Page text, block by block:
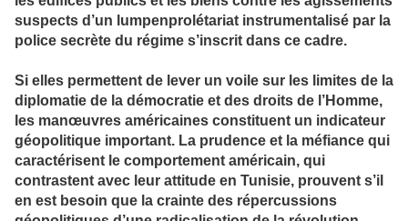
suspects d’un lumpenprolétariat instrumentalisé par la
police secrète du régime s’inscrit dans ce cadre.
Si elles permettent de lever un voile sur les limites de la
diplomatie de la démocratie et des droits de l’Homme,
les manœuvres américaines constituent un indicateur
géopolitique important. La prudence et la méfiance qui
caractérisent le comportement américain, qui
contrastent avec leur attitude en Tunisie, prouvent s’il
en est besoin que la crainte des répercussions